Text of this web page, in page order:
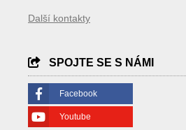
Další kontakty
SPOJTE SE S NÁMI
Facebook
Youtube